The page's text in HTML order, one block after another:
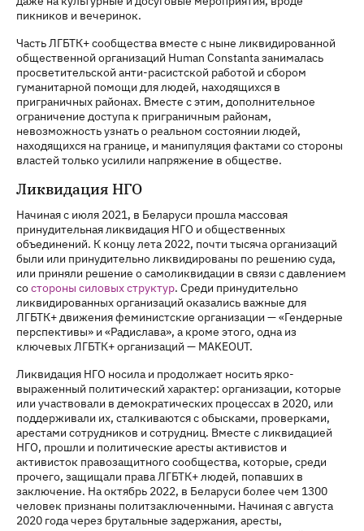
пикников и вечеринок.
Часть ЛГБТК+ сообщества вместе с ныне ликвидированной
общественной организаций Human Constanta занималась
просветительской анти-расистской работой и сбором
гуманитарной помощи для людей, находящихся в
приграничных районах. Вместе с этим, дополнительное
ограничение доступа к приграничным районам,
невозможность узнать о реальном состоянии людей,
находящихся на границе, и манипуляция фактами со стороны
властей только усилили напряжение в обществе.
Ликвидация НГО
Начиная с июля 2021, в Беларуси прошла массовая
принудительная ликвидация НГО и общественных
объединений. К концу лета 2022, почти тысяча организаций
были или принудительно ликвидированы по решению суда,
или приняли решение о самоликвидации в связи с давлением
состороны силовых структур. Среди принудительно
ликвидированных организаций оказались важные для
ЛГБТК+ движения феминистские организации — «Гендерные
перспективы» и «Радислава», а кроме этого, одна из
ключевых ЛГБТК+ организаций — MAKEOUT.
Ликвидация НГО носила и продолжает носить ярко-
выраженный политический характер: организации, которые
или участвовали в демократических процессах в 2020, или
поддерживали их, сталкиваются с обысками, проверками,
арестами сотрудников и сотрудниц. Вместе с ликвидацией
НГО, прошли и политические аресты активистов и
активисток правозащитного сообщества, которые, среди
прочего, защищали права ЛГБТК+ людей, попавших в
заключение. На октябрь 2022, в Беларуси более чем 1300
человек признаны политзаключенными. Начиная с августа
2020 года через брутальные задержания, аресты,